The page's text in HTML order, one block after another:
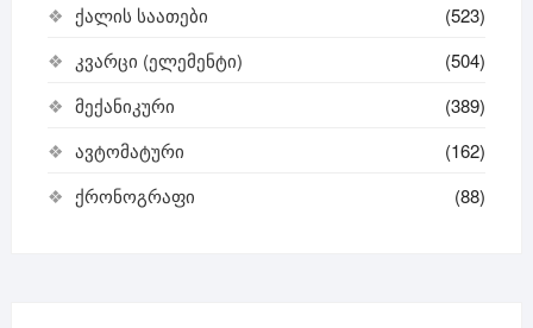
ქალის საათები
(523)
კვარცი (ელემენტი)
(504)
მექანიკური
(389)
ავტომატური
(162)
ქრონოგრაფი
(88)